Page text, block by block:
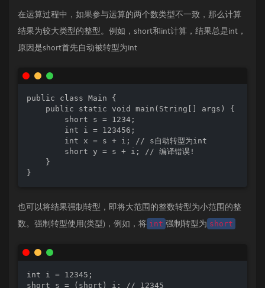
在运算过程中，如果参与运算的两个数类型不一致，那么计算
结果为较大类型的整型。例如，short和int计算，结果总是int，
原因是short首先自动被转型为int
public class Main {
    public static void main(String[] args) {
        short s = 1234;
        int i = 123456;
        int x = s + i; // s自动转型为int
        short y = s + i; // 编译错误!
    }
}
也可以将结果强制转型，即将大范围的整数转型为小范围的整
数。强制转型使用(类型)，例如，将 int 强制转型为 short
int i = 12345;
short s = (short) i; // 12345